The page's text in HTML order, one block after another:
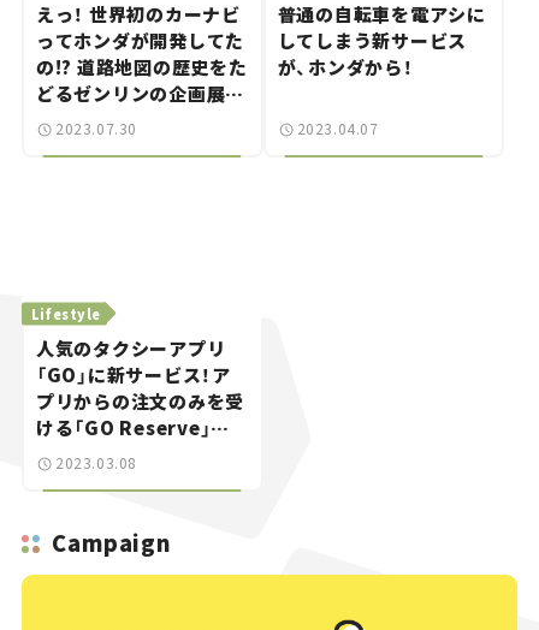
えっ！ 世界初のカーナビ
ってホンダが開発してた
の!? 道路地図の歴史をた
どるゼンリンの企画展が
オモシロイ。
2023.07.30
普通の自転車を電アシに
してしまう新サービス
が、ホンダから！
2023.04.07
Lifestyle
人気のタクシーアプリ
「GO」に新サービス！ア
プリからの注文のみを受
ける「GO Reserve」ス
タート
2023.03.08
Campaign